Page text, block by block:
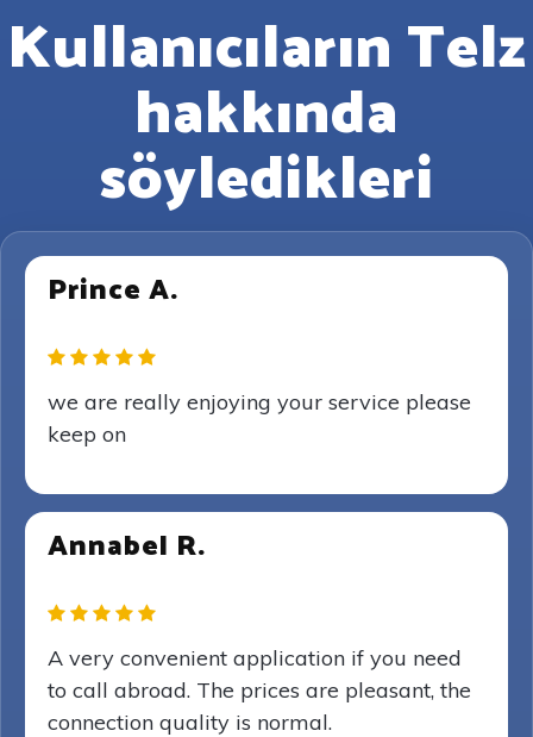
Kullanıcıların Telz
hakkında
söyledikleri
Prince A.
we are really enjoying your service please
keep on
Annabel R.
A very convenient application if you need
to call abroad. The prices are pleasant, the
connection quality is normal.